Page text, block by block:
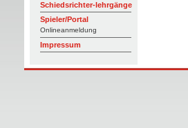
Schiedsrichter-lehrgänge
Spieler/Portal
Onlineanmeldung
Impressum